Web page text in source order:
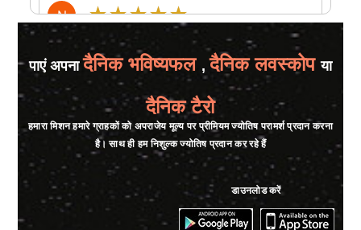
N ★★★★★
Friday, 19 April 2024
S ★★★★★
Thursday, 14 March 2024
🙏🙏⭐⭐⭐⭐⭐⭐⭐👌
★★★★★
Tuesday, 21 November 2023
पाएं अपनादैनिक भविष्यफल , दैनिक लवस्कोपया
दैनिक टैरो
हमारा मिशन हमारे ग्राहकों को अपराजेय मूल्य पर प्रीमियम ज्योतिष परामर्श प्रदान करना
है। साथ ही हम निशुल्क ज्योतिष प्रदान कर रहे हैं
डाउनलोड करें